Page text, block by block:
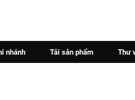
nhánh Tải sản phẩm Thư